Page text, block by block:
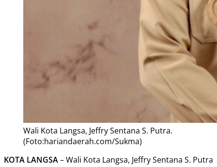
Wali Kota Langsa, Jeffry Sentana S. Putra.
(Foto:hariandaerah.com/Sukma)
KOTA LANGSA– Wali Kota Langsa, Jeffry Sentana S. Putra